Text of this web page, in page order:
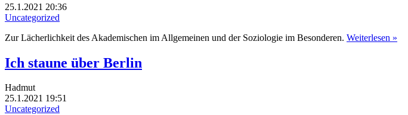
25.1.2021 20:36
Uncategorized
Zur Lächerlichkeit des Akademischen im Allgemeinen und der Soziologie im Besonderen. Weiterlesen »
Ich staune über Berlin
Hadmut
25.1.2021 19:51
Uncategorized